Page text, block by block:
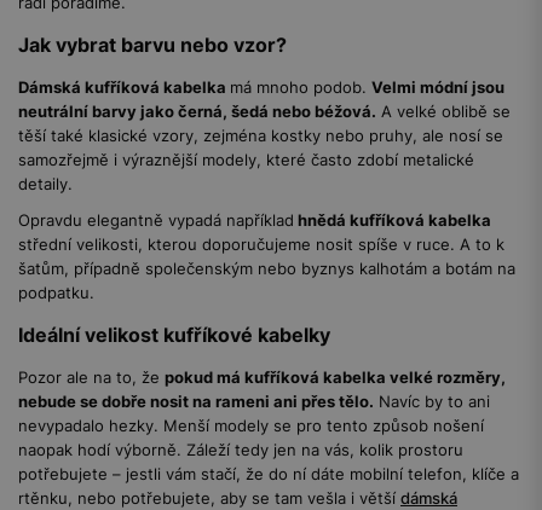
Jak vybrat barvu nebo vzor?
Dámská kufříková kabelka má mnoho podob. Velmi módní jsou
neutrální barvy jako černá, šedá nebo béžová. A velké oblibě se
těší také klasické vzory, zejména kostky nebo pruhy, ale nosí se
samozřejmě i výraznější modely, které často zdobí metalické
detaily.
Opravdu elegantně vypadá například hnědá kufříková kabelka
střední velikosti, kterou doporučujeme nosit spíše v ruce. A to k
šatům, případně společenským nebo byznys kalhotám a botám na
podpatku.
Ideální velikost kufříkové kabelky
Pozor ale na to, že pokud má kufříková kabelka velké rozměry,
nebude se dobře nosit na rameni ani přes tělo. Navíc by to ani
nevypadalo hezky. Menší modely se pro tento způsob nošení
naopak hodí výborně. Záleží tedy jen na vás, kolik prostoru
potřebujete – jestli vám stačí, že do ní dáte mobilní telefon, klíče a
rtěnku, nebo potřebujete, aby se tam vešla i větší dámská